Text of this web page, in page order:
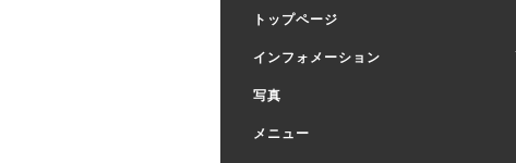
トップページ
インフォメーション
写真
メニュー